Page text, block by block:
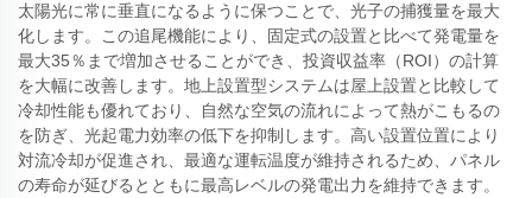
太陽光に常に垂直になるように保つことで、光子の捕獲量を最大
化します。この追尾機能により、固定式の設置と比べて発電量を
最大35％まで増加させることができ、投資収益率（ROI）の計算
を大幅に改善します。地上設置型システムは屋上設置と比較して
冷却性能も優れており、自然な空気の流れによって熱がこもるの
を防ぎ、光起電力効率の低下を抑制します。高い設置位置により
対流冷却が促進され、最適な運転温度が維持されるため、パネル
の寿命が延びるとともに最高レベルの発電出力を維持できます。